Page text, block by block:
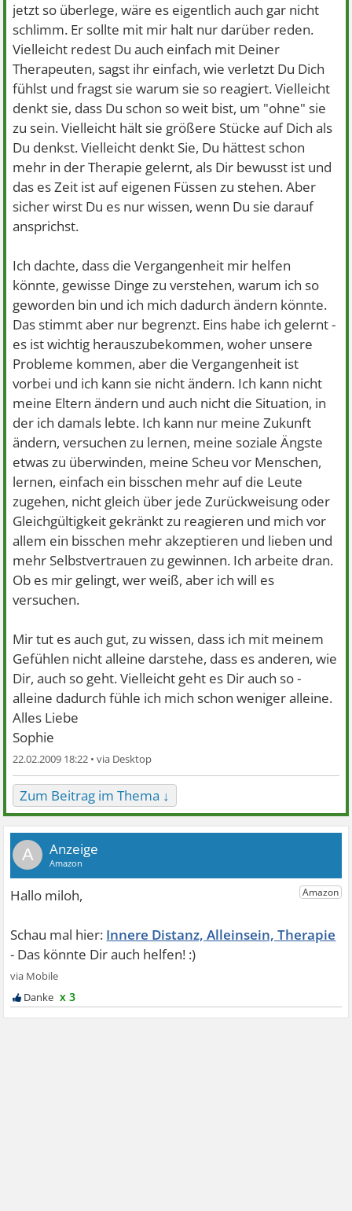
jetzt so überlege, wäre es eigentlich auch gar nicht
schlimm. Er sollte mit mir halt nur darüber reden.
Vielleicht redest Du auch einfach mit Deiner
Therapeuten, sagst ihr einfach, wie verletzt Du Dich
fühlst und fragst sie warum sie so reagiert. Vielleicht
denkt sie, dass Du schon so weit bist, um "ohne" sie
zu sein. Vielleicht hält sie größere Stücke auf Dich als
Du denkst. Vielleicht denkt Sie, Du hättest schon
mehr in der Therapie gelernt, als Dir bewusst ist und
das es Zeit ist auf eigenen Füssen zu stehen. Aber
sicher wirst Du es nur wissen, wenn Du sie darauf
ansprichst.
Ich dachte, dass die Vergangenheit mir helfen
könnte, gewisse Dinge zu verstehen, warum ich so
geworden bin und ich mich dadurch ändern könnte.
Das stimmt aber nur begrenzt. Eins habe ich gelernt -
es ist wichtig herauszubekommen, woher unsere
Probleme kommen, aber die Vergangenheit ist
vorbei und ich kann sie nicht ändern. Ich kann nicht
meine Eltern ändern und auch nicht die Situation, in
der ich damals lebte. Ich kann nur meine Zukunft
ändern, versuchen zu lernen, meine soziale Ängste
etwas zu überwinden, meine Scheu vor Menschen,
lernen, einfach ein bisschen mehr auf die Leute
zugehen, nicht gleich über jede Zurückweisung oder
Gleichgültigkeit gekränkt zu reagieren und mich vor
allem ein bisschen mehr akzeptieren und lieben und
mehr Selbstvertrauen zu gewinnen. Ich arbeite dran.
Ob es mir gelingt, wer weiß, aber ich will es
versuchen.
Mir tut es auch gut, zu wissen, dass ich mit meinem
Gefühlen nicht alleine darstehe, dass es anderen, wie
Dir, auch so geht. Vielleicht geht es Dir auch so -
alleine dadurch fühle ich mich schon weniger alleine.
Alles Liebe
Sophie
22.02.2009 18:22 •
Zum Beitrag im Thema ↓
A
Innere Distanz, Alleinsein, Therapie
x 3